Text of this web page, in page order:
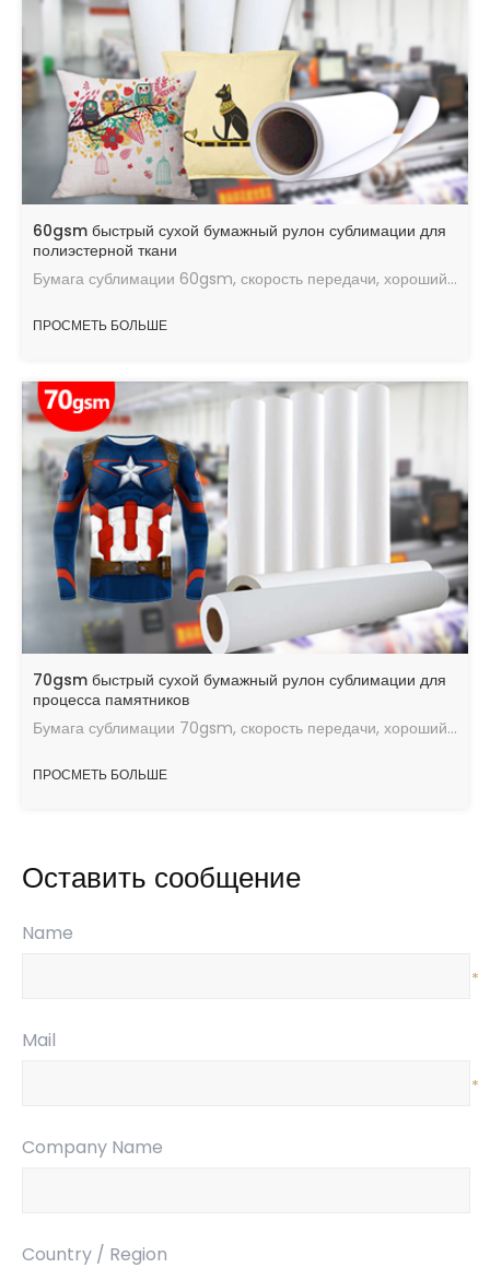
60gsm быстрый сухой бумажный рулон сублимации для
полиэстерной ткани
Бумага сублимации 60gsm, скорость передачи, хороший эффект передачи тепла, максимальное количество чернил, быстрая скорость сушки, работающая в хорошем состоянии.
ПРОСМЕТЬ БОЛЬШЕ
70gsm быстрый сухой бумажный рулон сублимации для
процесса памятников
Бумага сублимации 70gsm, скорость передачи, хороший эффект передачи тепла, максимальное количество чернил, быстрая скорость сушки, работающая в хорошем состоянии.
ПРОСМЕТЬ БОЛЬШЕ
Оставить сообщение
Name
*
Mail
*
Company Name
Country / Region